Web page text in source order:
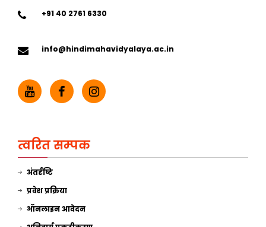
+91 40 2761 6330
info@hindimahavidyalaya.ac.in
त्वरित सम्पक
अंतर्दृष्टि
प्रवेश प्रक्रिया
ऑनलाइन आवेदन